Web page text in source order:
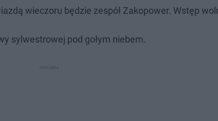
wieczoru będzie zespół Zakopower. Wstęp
sylwestrowej pod gołym niebem.